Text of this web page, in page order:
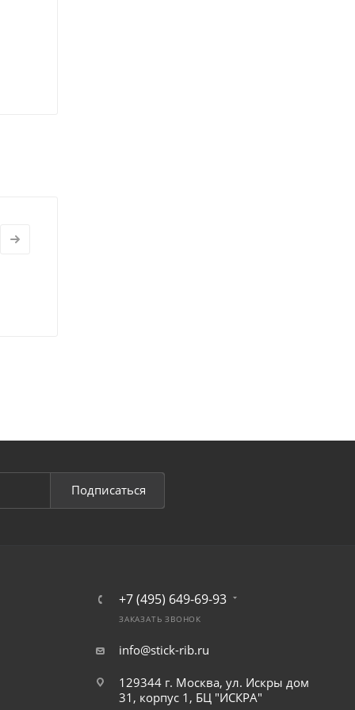
Подписаться
+7 (495) 649-69-93
ЗАКАЗАТЬ ЗВОНОК
info@stick-rib.ru
129344 г. Москва, ул. Искры дом
31, корпус 1, БЦ "ИСКРА"